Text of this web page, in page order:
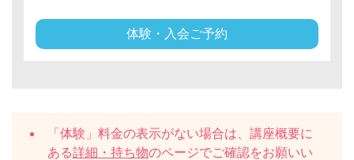
体験・入会ご予約
「体験」料金の表示がない場合は、講座概要に
ある詳細・持ち物のページでご確認をお願いい